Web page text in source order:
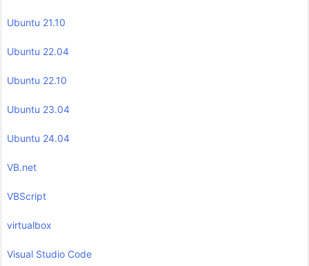
Ubuntu 21.10
Ubuntu 22.04
Ubuntu 22.10
Ubuntu 23.04
Ubuntu 24.04
VB.net
VBScript
virtualbox
Visual Studio Code